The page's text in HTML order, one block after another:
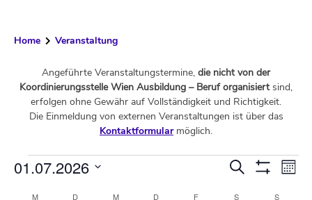
Home Veranstaltung
Angeführte Veranstaltungstermine, die nicht von der
Koordinierungsstelle Wien Ausbildung – Beruf organisiertsind,
erfolgen ohne Gewähr auf Vollständigkeit und Richtigkeit.
Die Einmeldung von externen Veranstaltungen ist über das
Kontaktformularmöglich.
Veranstaltungen
Suche
Suche Monat
01.07.2026
M D DIENSTAGMMITTWOCH
DDONNERSTAG
F S SAMSTAGS